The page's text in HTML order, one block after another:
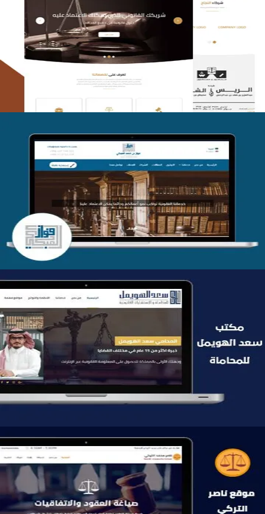
الريس والشعلان للمحاماة
التفاصيل
موقع فواز المبكي للمحاماة
التفاصيل
موقع سعد الهويمل للمحاماة
التفاصيل
موقع ناصر التركي للمحاماة